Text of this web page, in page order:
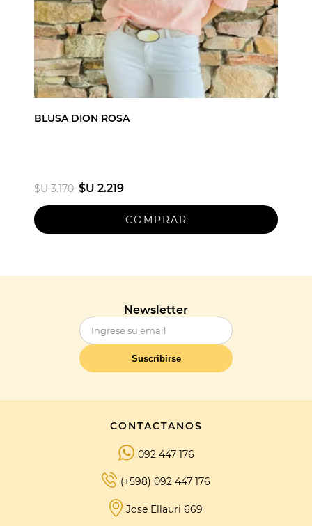
BLUSA DION ROSA
$U 3.170 $U 2.219
Newsletter
Suscribirse
CONTACTANOS
092 447 176
(+598) 092 447 176
Jose Ellauri 669